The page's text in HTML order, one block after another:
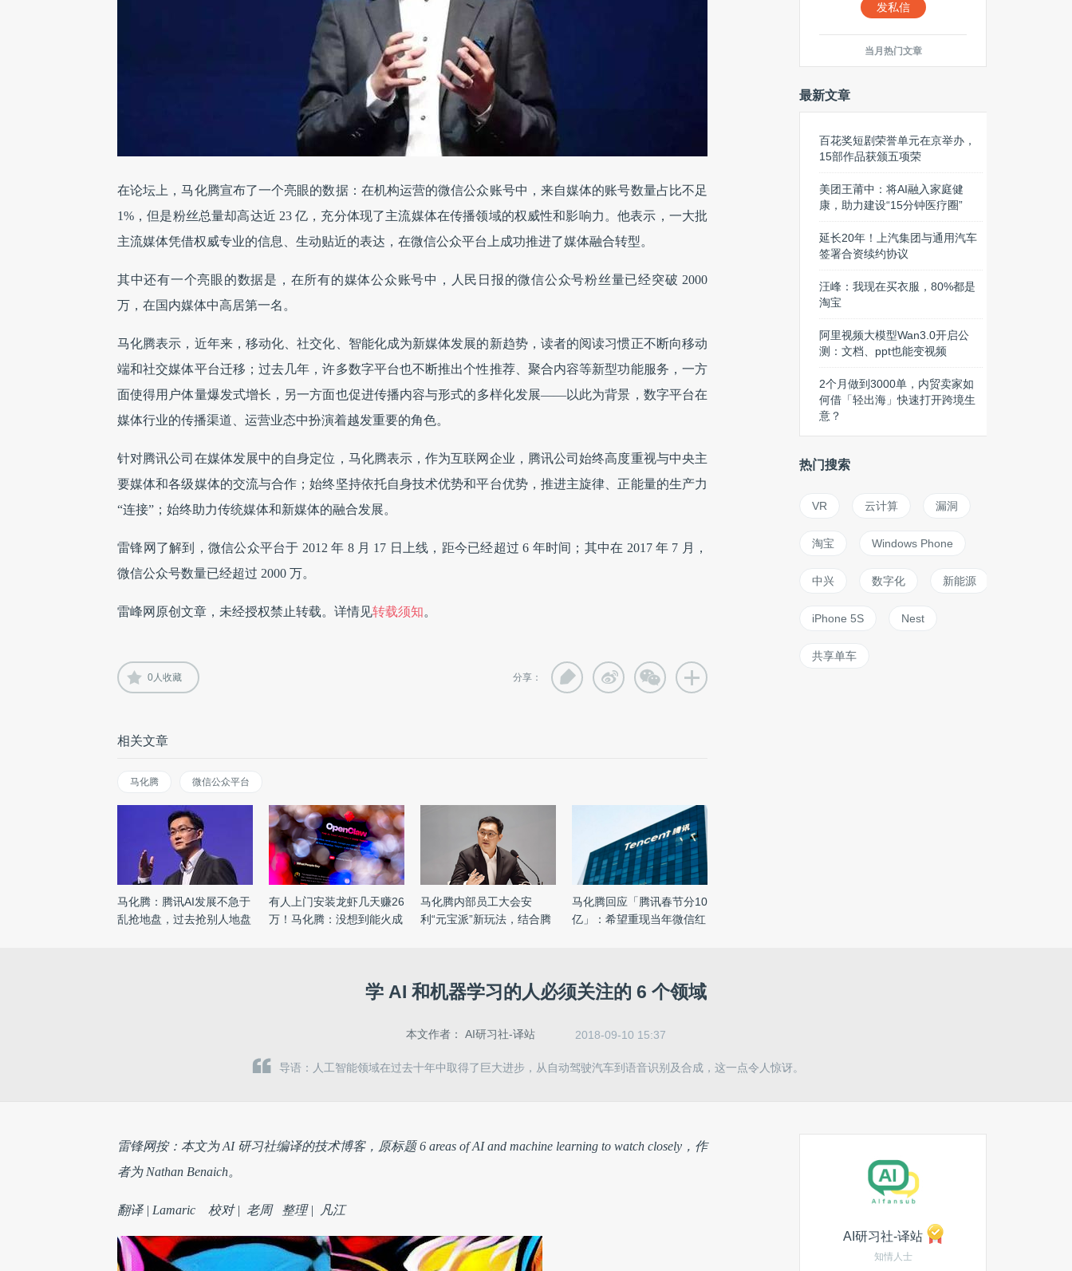
在论坛上，马化腾宣布了一个亮眼的数据：在机构运营的微信公众账号中，来自媒体的账号数量占比不足
1%，但是粉丝总量却高达近 23 亿，充分体现了主流媒体在传播领域的权威性和影响力。他表示，一大批
主流媒体凭借权威专业的信息、生动贴近的表达，在微信公众平台上成功推进了媒体融合转型。
其中还有一个亮眼的数据是，在所有的媒体公众账号中，人民日报的微信公众号粉丝量已经突破 2000
万，在国内媒体中高居第一名。
马化腾表示，近年来，移动化、社交化、智能化成为新媒体发展的新趋势，读者的阅读习惯正不断向移动
端和社交媒体平台迁移；过去几年，许多数字平台也不断推出个性推荐、聚合内容等新型功能服务，一方
面使得用户体量爆发式增长，另一方面也促进传播内容与形式的多样化发展——以此为背景，数字平台在
媒体行业的传播渠道、运营业态中扮演着越发重要的角色。
针对腾讯公司在媒体发展中的自身定位，马化腾表示，作为互联网企业，腾讯公司始终高度重视与中央主
要媒体和各级媒体的交流与合作；始终坚持依托自身技术优势和平台优势，推进主旋律、正能量的生产力
“连接”；始终助力传统媒体和新媒体的融合发展。
雷锋网了解到，微信公众平台于 2012 年 8 月 17 日上线，距今已经超过 6 年时间；其中在 2017 年 7 月，
微信公众号数量已经超过 2000 万。
雷峰网原创文章，未经授权禁止转载。详情见转载须知。
0人收藏 分享：
相关文章
马化腾 微信公众平台
马化腾：腾讯AI发展不急于
乱抢地盘，过去抢别人地盘
有人上门安装龙虾几天赚26
万！马化腾：没想到能火成
马化腾内部员工大会安
利“元宝派”新玩法，结合腾
马化腾回应「腾讯春节分10
亿」：希望重现当年微信红
发私信
当月热门文章
最新文章
百花奖短剧荣誉单元在京举办，
15部作品获颁五项荣
美团王莆中：将AI融入家庭健
康，助力建设“15分钟医疗圈”
延长20年！上汽集团与通用汽车
签署合资续约协议
汪峰：我现在买衣服，80%都是
淘宝
阿里视频大模型Wan3.0开启公
测：文档、ppt也能变视频
2个月做到3000单，内贸卖家如
何借「轻出海」快速打开跨境生
意？
热门搜索
VR 云计算 漏洞
淘宝 Windows Phone
中兴 数字化 新能源
iPhone 5S Nest
共享单车
学 AI 和机器学习的人必须关注的 6 个领域
本文作者： AI研习社-译站 2018-09-10 15:37
导语：人工智能领域在过去十年中取得了巨大进步，从自动驾驶汽车到语音识别及合成，这一点令人惊讶。
雷锋网按：本文为 AI 研习社编译的技术博客，原标题 6 areas of AI and machine learning to watch closely，作
者为 Nathan Benaich。
翻译 | Lamaric 校对 | 老周 整理 | 凡江
AI研习社-译站
知情人士